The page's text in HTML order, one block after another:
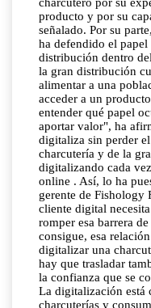
producto y por su
señalado. Por su
ha defendido el
distribución dentro
la gran distribución
alimentar a una
acceder a un
entender qué papel
aportar valor", ha
digitaliza sin perder
charcutería y de la
digitalizando cada
online . Así, lo ha
gerente de Fishology
cliente digital
romper esa barrera
consigue, esa
digitalizar una
hay que trasladar
la confianza que se
La digitalización está
charcuterías y